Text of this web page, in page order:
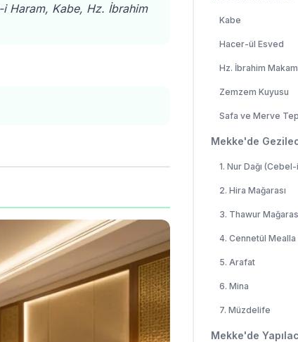
Haram, Kabe, Hz. İbrahim
Kabe
Hacer-ül Esved
Hz. İbrahim
Zemzem Kuyusu
Safa ve Merve
Mekke'de
1. Nur Dağı
2. Hira Mağarası
3. Thawur
4. Cennetül Mealla
5. Arafat
6. Mina
7. Müzdelife
Mekke'de